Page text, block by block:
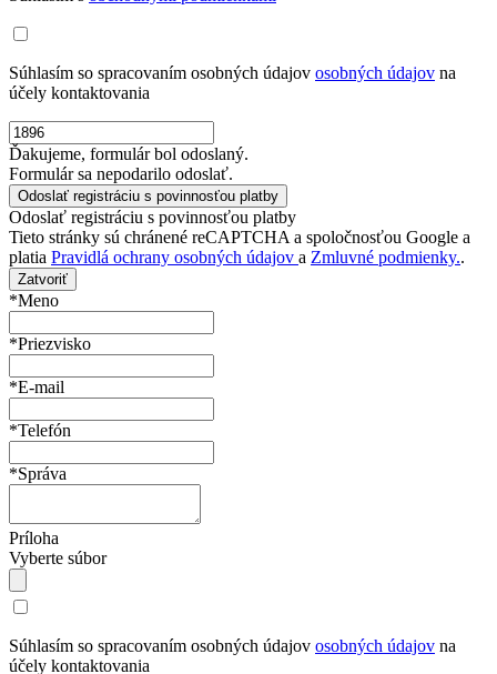
Súhlasím so spracovaním osobných údajov osobných údajov na
účely kontaktovania
Ďakujeme, formulár bol odoslaný.
Formulár sa nepodarilo odoslať.
Odoslať registráciu s povinnosťou platby
Tieto stránky sú chránené reCAPTCHA a spoločnosťou Google a
platia Pravidlá ochrany osobných údajov a Zmluvné podmienky..
Zatvoriť
*Meno
*Priezvisko
*E-mail
*Telefón
*Správa
Príloha
Vyberte súbor
Súhlasím so spracovaním osobných údajov osobných údajov na
účely kontaktovania